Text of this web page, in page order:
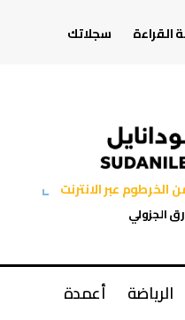
القراءة
سجلاتك
عبر الانترنت
الجزولي
الرياضة
أعمدة